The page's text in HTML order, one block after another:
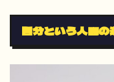
自分という人間の